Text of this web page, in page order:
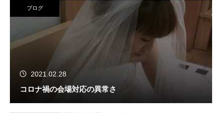
ブログ
2021.02.28
コロナ禍の会場対応の異常さ